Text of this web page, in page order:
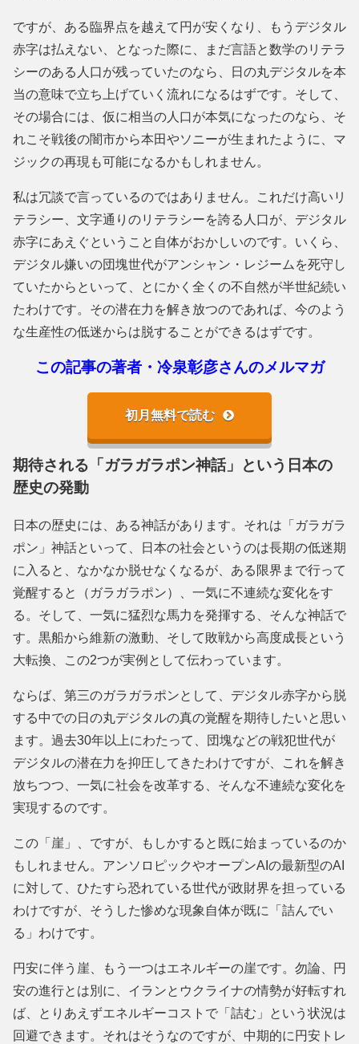
ですが、ある臨界点を越えて円が安くなり、もうデジタル
赤字は払えない、となった際に、まだ言語と数学のリテラ
シーのある人口が残っていたのなら、日の丸デジタルを本
当の意味で立ち上げていく流れになるはずです。そして、
その場合には、仮に相当の人口が本気になったのなら、そ
れこそ戦後の闇市から本田やソニーが生まれたように、マ
ジックの再現も可能になるかもしれません。
私は冗談で言っているのではありません。これだけ高いリ
テラシー、文字通りのリテラシーを誇る人口が、デジタル
赤字にあえぐということ自体がおかしいのです。いくら、
デジタル嫌いの団塊世代がアンシャン・レジームを死守し
ていたからといって、とにかく全くの不自然が半世紀続い
たわけです。その潜在力を解き放つのであれば、今のよう
な生産性の低迷からは脱することができるはずです。
この記事の著者・冷泉彰彦さんのメルマガ
初月無料で読む
期待される「ガラガラポン神話」という日本の
歴史の発動
日本の歴史には、ある神話があります。それは「ガラガラ
ポン」神話といって、日本の社会というのは長期の低迷期
に入ると、なかなか脱せなくなるが、ある限界まで行って
覚醒すると（ガラガラポン）、一気に不連続な変化をす
る。そして、一気に猛烈な馬力を発揮する、そんな神話で
す。黒船から維新の激動、そして敗戦から高度成長という
大転換、この2つが実例として伝わっています。
ならば、第三のガラガラポンとして、デジタル赤字から脱
する中での日の丸デジタルの真の覚醒を期待したいと思い
ます。過去30年以上にわたって、団塊などの戦犯世代が
デジタルの潜在力を抑圧してきたわけですが、これを解き
放ちつつ、一気に社会を改革する、そんな不連続な変化を
実現するのです。
この「崖」、ですが、もしかすると既に始まっているのか
もしれません。アンソロピックやオープンAIの最新型のAI
に対して、ひたすら恐れている世代が政財界を担っている
わけですが、そうした惨めな現象自体が既に「詰んでい
る」わけです。
円安に伴う崖、もう一つはエネルギーの崖です。勿論、円
安の進行とは別に、イランとウクライナの情勢が好転すれ
ば、とりあえずエネルギーコストで「詰む」という状況は
回避できます。それはそうなのですが、中期的に円安トレ